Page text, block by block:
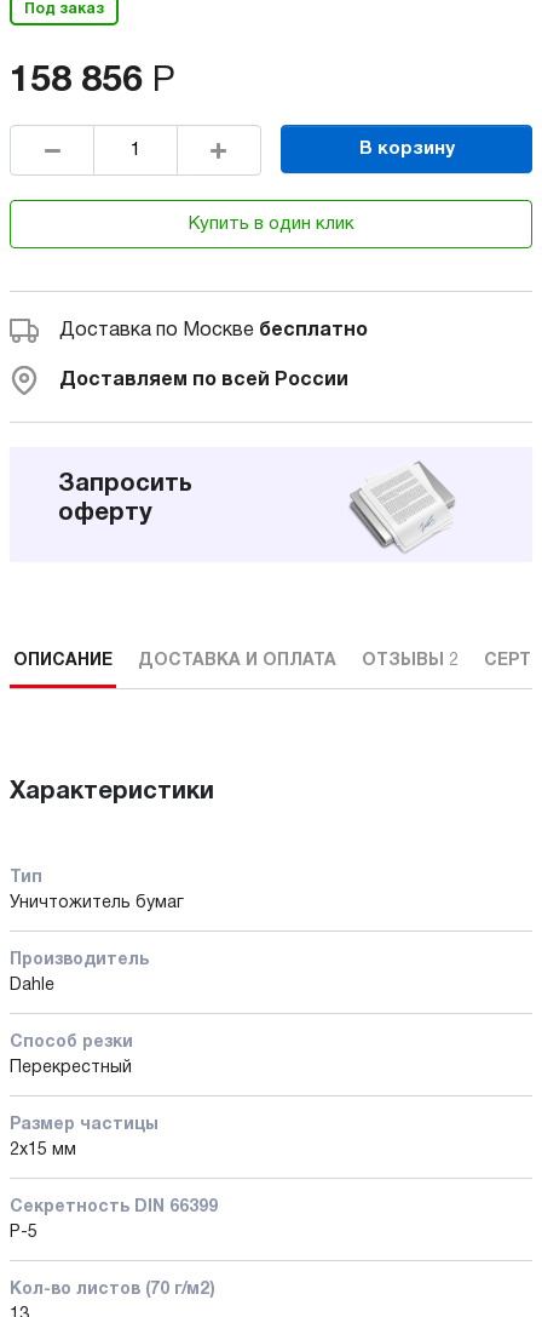
Под заказ
158 856 Р
В корзину
Купить в один клик
Доставка по Москве бесплатно
Доставляем по всей России
Запросить
оферту
ОПИСАНИЕ ДОСТАВКА И ОПЛАТА ОТЗЫВЫ 2
Характеристики
Тип
Уничтожитель бумаг
Производитель
Dahle
Способ резки
Перекрестный
Размер частицы
2х15 мм
Секретность DIN 66399
P-5
Кол-во листов (70 г/м2)